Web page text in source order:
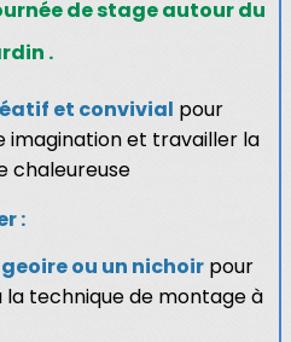
de stage autour du
.
et convivial pour
imagination et travailler la
chaleureuse
:
ou un nichoir pour
technique de montage à